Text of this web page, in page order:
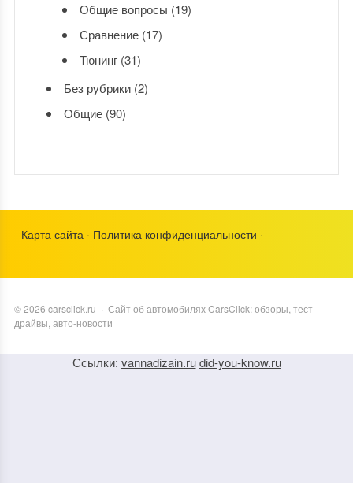
Общие вопросы (19)
Сравнение(17)
Тюнинг(31)
Без рубрики(2)
Общие(90)
Карта сайта · Политика конфиденциальности ·
©2026 carsclick.ru · Сайт об автомобилях CarsClick: обзоры, тест-
драйвы, авто-новости
·
Ссылки: vannadizain.ru did-you-know.ru